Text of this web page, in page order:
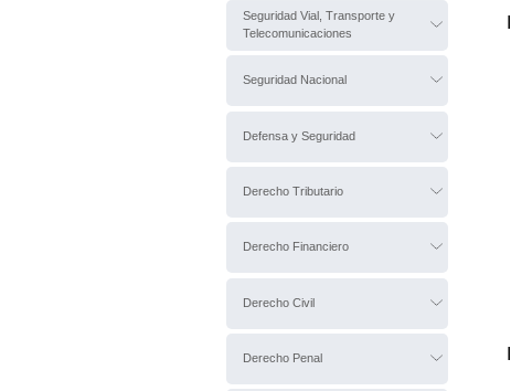
Seguridad Vial, Transporte y
Telecomunicaciones
Seguridad Nacional
Defensa y Seguridad
Derecho Tributario
Derecho Financiero
Derecho Civil
Derecho Penal